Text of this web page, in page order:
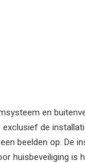
en
de
beelden op. De
huisbeveiliging is